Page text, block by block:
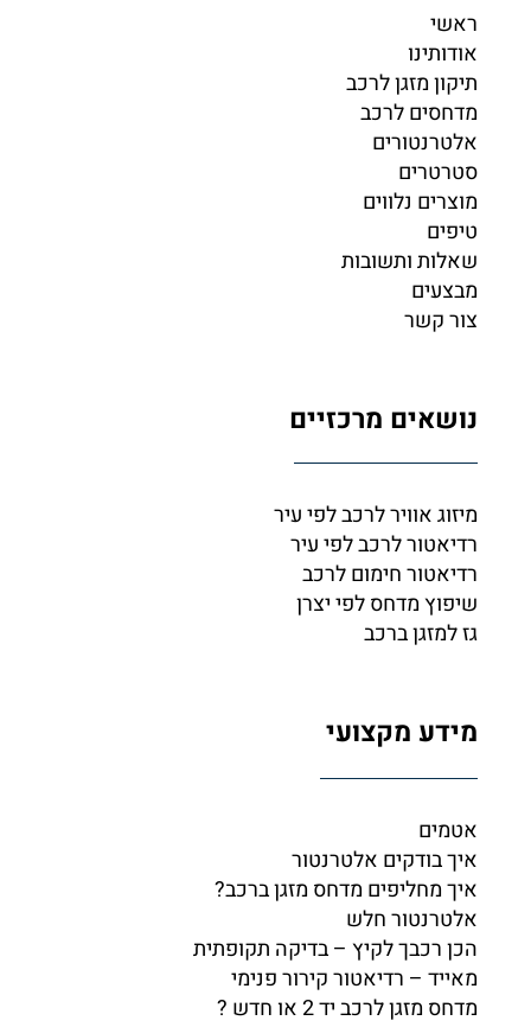
ראשי
אודותינו
תיקון מזגן לרכב
מדחסים לרכב
אלטרנטורים
סטרטרים
מוצרים נלווים
טיפים
שאלות ותשובות
מבצעים
צור קשר
נושאים מרכזיים
מיזוג אוויר לרכב לפי עיר
רדיאטור לרכב לפי עיר
רדיאטור חימום לרכב
שיפוץ מדחס לפי יצרן
גז למזגן ברכב
מידע מקצועי
אטמים
איך בודקים אלטרנטור
איך מחליפים מדחס מזגן ברכב?
אלטרנטור חלש
הכן רכבך לקיץ – בדיקה תקופתית
מאייד – רדיאטור קירור פנימי
מדחס מזגן לרכב יד 2 או חדש ?